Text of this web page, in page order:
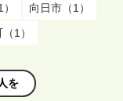
向日市（1）
1）
を